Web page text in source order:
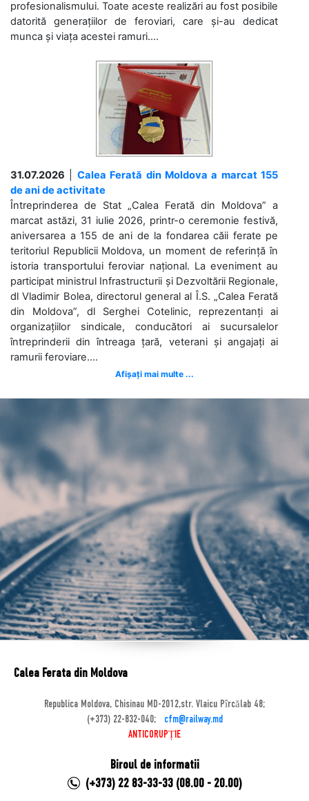
profesionalismului. Toate aceste realizări au fost posibile
datorită generațiilor de feroviari, care și-au dedicat
munca și viața acestei ramuri....
31.07.2026
Calea Ferată din Moldova a marcat 155
de ani de activitate
Întreprinderea de Stat „Calea Ferată din Moldova” a
marcat astăzi, 31 iulie 2026, printr-o ceremonie festivă,
aniversarea a 155 de ani de la fondarea căii ferate pe
teritoriul Republicii Moldova, un moment de referință în
istoria transportului feroviar național. La eveniment au
participat ministrul Infrastructurii și Dezvoltării Regionale,
dl Vladimir Bolea, directorul general al Î.S. „Calea Ferată
din Moldova”, dl Serghei Cotelinic, reprezentanți ai
organizațiilor sindicale, conducători ai sucursalelor
întreprinderii din întreaga țară, veterani și angajați ai
ramurii feroviare....
Afișați mai multe ...
Calea Ferata din Moldova
Republica Moldova, Chisinau MD-2012,str. Vlaicu Pîrcălab 48;
(+373) 22-832-040;
cfm@railway.md
ANTICORUPȚIE
Biroul de informatii
(+373) 22 83-33-33 (08.00 - 20.00)